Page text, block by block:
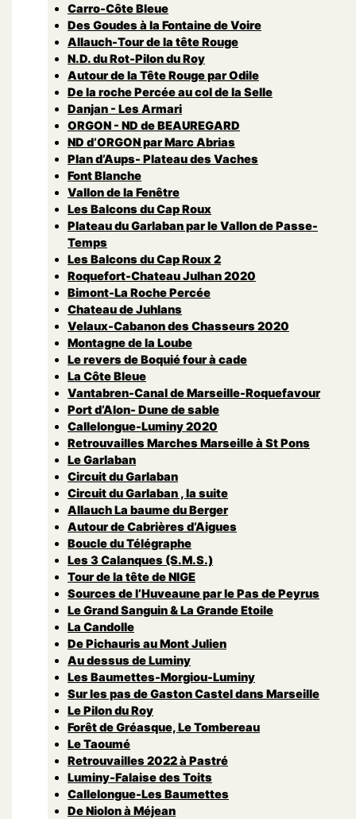
Carro-Côte Bleue
Des Goudes à la Fontaine de Voire
Allauch-Tour de la tête Rouge
N.D. du Rot-Pilon du Roy
Autour de la Tête Rouge par Odile
De la roche Percée au col de la Selle
Danjan - Les Armari
ORGON - ND de BEAUREGARD
ND d’ORGON par Marc Abrias
Plan d’Aups- Plateau des Vaches
Font Blanche
Vallon de la Fenêtre
Les Balcons du Cap Roux
Plateau du Garlaban par le Vallon de Passe-
Temps
Les Balcons du Cap Roux 2
Roquefort-Chateau Julhan 2020
Bimont-La Roche Percée
Chateau de Juhlans
Velaux-Cabanon des Chasseurs 2020
Montagne de la Loube
Le revers de Boquié four à cade
La Côte Bleue
Vantabren-Canal de Marseille-Roquefavour
Port d’Alon- Dune de sable
Callelongue-Luminy 2020
Retrouvailles Marches Marseille à St Pons
Le Garlaban
Circuit du Garlaban
Circuit du Garlaban , la suite
Allauch La baume du Berger
Autour de Cabrières d’Aigues
Boucle du Télégraphe
Les 3 Calanques (S.M.S.)
Tour de la tête de NIGE
Sources de l’Huveaune par le Pas de Peyrus
Le Grand Sanguin & La Grande Etoile
La Candolle
De Pichauris au Mont Julien
Au dessus de Luminy
Les Baumettes-Morgiou-Luminy
Sur les pas de Gaston Castel dans Marseille
Le Pilon du Roy
Forêt de Gréasque, Le Tombereau
Le Taoumé
Retrouvailles 2022 à Pastré
Luminy-Falaise des Toits
Callelongue-Les Baumettes
De Niolon à Méjean